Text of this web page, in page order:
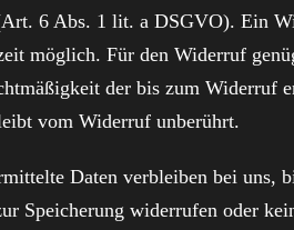
6 Abs. 1 lit. a DSGVO). Ein
möglich. Für den Widerruf
der bis zum Widerruf
vom Widerruf unberührt.
Daten verbleiben bei uns,
Speicherung widerrufen oder